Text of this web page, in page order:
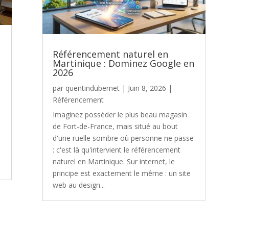
Référencement naturel en
Martinique : Dominez Google en
2026
par quentindubernet| Juin 8, 2026 |
Référencement
Imaginez posséder le plus beau magasin
de Fort-de-France, mais situé au bout
d'une ruelle sombre où personne ne passe
: c'est là qu'intervient le référencement
naturel en Martinique. Sur internet, le
principe est exactement le même : un site
web au design...